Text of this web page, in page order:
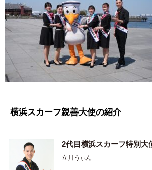
横浜スカーフ親善大使の紹介
2代目横浜スカーフ特別大
立川うぃん